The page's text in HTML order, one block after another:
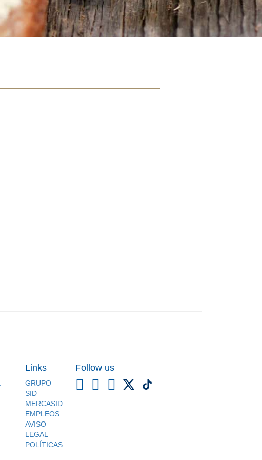
Links
GRUPO
SID
MERCASID
EMPLEOS
AVISO
LEGAL
POLÍTICAS
Follow us